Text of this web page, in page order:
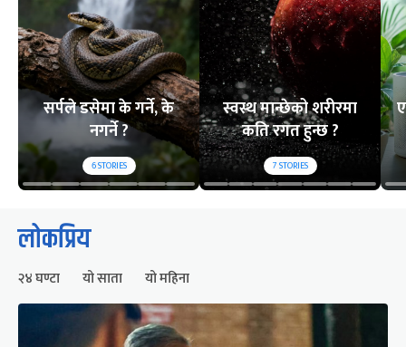
सर्पले डसेमा के गर्ने, के
नगर्ने ?
6STORIES
स्वस्थ मान्छेको शरीरमा
कति रगत हुन्छ ?
7STORIES
लोकप्रिय
२४ घण्टा यो साता यो महिना